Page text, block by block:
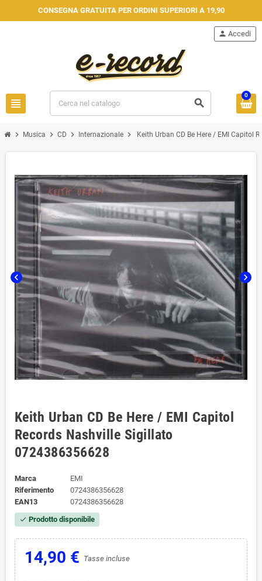
CONSEGNA GRATUITA PER ORDINI SUPERIORI A 19,90
view_headline search
person Accedi
0
chevron_right Musica chevron_right CD chevron_right Internazionale chevron_right Keith Urban CD Be Here / EMI Capitol
chevron_left chevron_right
Keith Urban CD Be Here / EMI Capitol
Records Nashville Sigillato
0724386356628
Marca
EMI
Riferimento
0724386356628
EAN13
0724386356628
check Prodotto disponibile
14,90 € Tasse incluse